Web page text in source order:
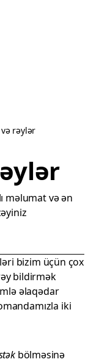
rəylər
məlumat və ən
bizim üçün çox
bildirmək
əlaqədar
iki
bölməsinə